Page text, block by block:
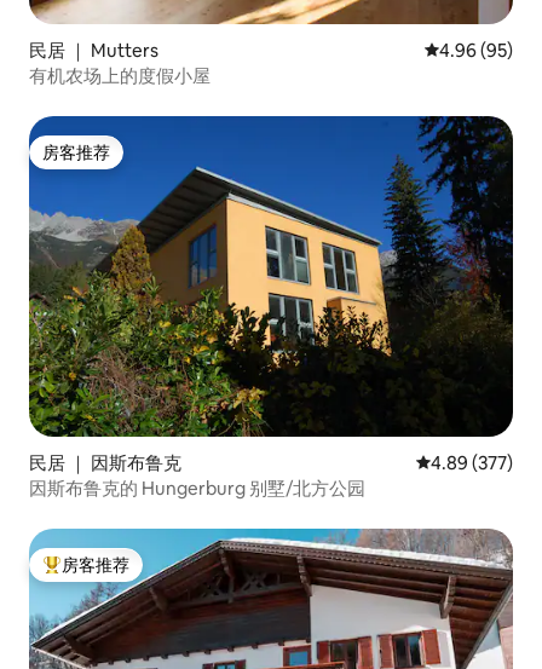
民居 ｜ Mutters 平均评分 4.96
4.96 (95)
有机农场上的度假小屋
房客推荐
房客推荐
民居 ｜ 因斯布鲁克 平均评分 4.89
4.89 (377)
因斯布鲁克的 Hungerburg 别墅/北方公园
热门「房客推荐」
房客推荐